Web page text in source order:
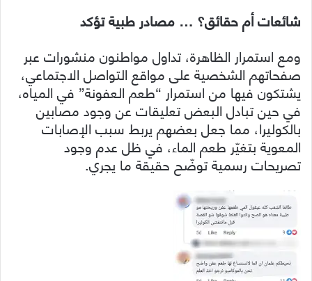
شائعات أم حقائق؟ … مصادر طبية تؤكد
ومع استمرار الظاهرة، تداول مواطنون منشورات عبر
صفحاتهم الشخصية على مواقع التواصل الاجتماعي،
يشتكون فيها من استمرار “طعم العفونة” في المياه،
في حين تبادل البعض تعليقات عن وجود مصابين
بالكوليرا، مما جعل بعضهم يربط سبب الإصابات
المعوية بتغيّر طعم الماء، في ظل عدم وجود
تصريحات رسمية توضّح حقيقة ما يجري.